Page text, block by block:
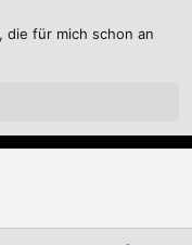
die für mich schon an